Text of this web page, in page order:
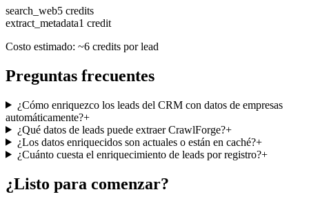
search_web5 credits
extract_metadata1 credit
Costo estimado: ~6 credits por lead
Preguntas frecuentes
¿Cómo enriquezco los leads del CRM con datos de empresas
automáticamente?+
¿Qué datos de leads puede extraer CrawlForge?+
¿Los datos enriquecidos son actuales o están en caché?+
¿Cuánto cuesta el enriquecimiento de leads por registro?+
¿Listo para comenzar?